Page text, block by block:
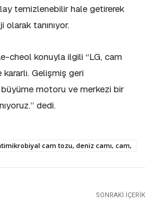
temizlenebilir hale getirerek
tanınıyor.
cheol konuyla ilgili “LG, cam
Gelişmiş geri
motoru ve merkezi bir
dedi.
cam tozu, deniz camı, cam,
SONRAKI İÇERIK